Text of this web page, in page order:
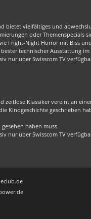
bietet vielfältiges und
oder Themenspecials
Fright-Night Horror mit Biss
technischer Ausstattung
nur über Swisscom TV
zeitlose Klassiker vereint an
Kinogeschichte geschrieben
haben muss.
nur über Swisscom TV